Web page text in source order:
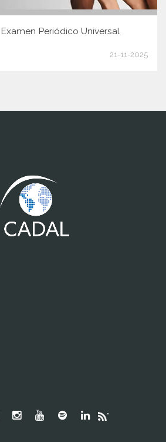
Periódico Universal
21-11-2025
"